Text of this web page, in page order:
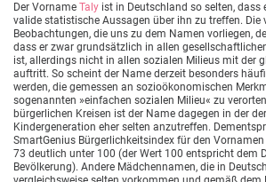
Der Vorname Taly ist in Deutschland so selten, dass
valide statistische Aussagen über ihn zu treffen. Die
Beobachtungen, die uns zu dem Namen vorliegen,
dass er zwar grundsätzlich in allen
ist, allerdings nicht in allen sozialen Milieus mit der
auftritt. So scheint der Name derzeit besonders
werden, die gemessen an sozioökonomischen
sogenannten »einfachen sozialen Milieu« zu
bürgerlichen Kreisen ist der Name dagegen in der
Kindergeneration eher selten anzutreffen.
SmartGenius Bürgerlichkeitsindex für den Vornamen
73 deutlich unter 100 (der Wert 100 entspricht dem
Bevölkerung). Andere Mädchennamen, die in